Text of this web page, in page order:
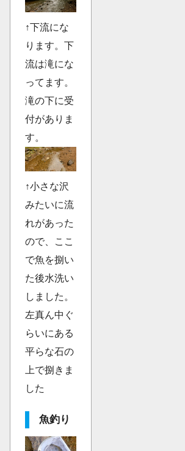
↑下流にな
ります。下
流は滝にな
ってます。
滝の下に受
付がありま
す。
↑小さな沢
みたいに流
れがあった
ので、ここ
で魚を捌い
た後水洗い
しました。
左真ん中ぐ
らいにある
平らな石の
上で捌きま
した
魚釣り